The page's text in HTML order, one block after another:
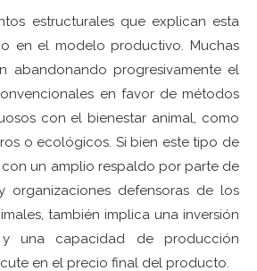
estructurales que explican esta
en el modelo productivo. Muchas
abandonando progresivamente el
en favor de métodos
con el bienestar animal, como
o ecológicos. Si bien este tipo de
un amplio respaldo por parte de
organizaciones defensoras de los
también implica una inversión
y una capacidad de producción
en el precio final del producto.